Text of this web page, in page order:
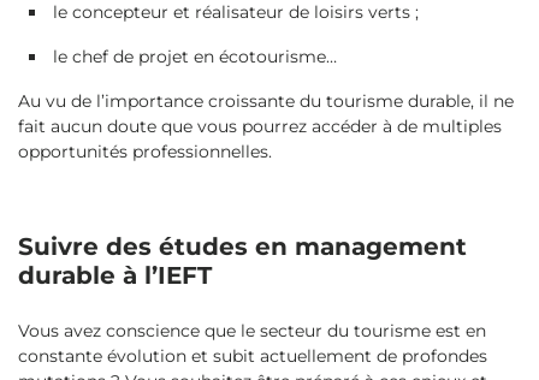
le concepteur et réalisateur de loisirs verts ;
le chef de projet en écotourisme…
Au vu de l’importance croissante du tourisme durable, il ne
fait aucun doute que vous pourrez accéder à de multiples
opportunités professionnelles.
Suivre des études en management
durable à l’IEFT
Vous avez conscience que le secteur du tourisme est en
constante évolution et subit actuellement de profondes